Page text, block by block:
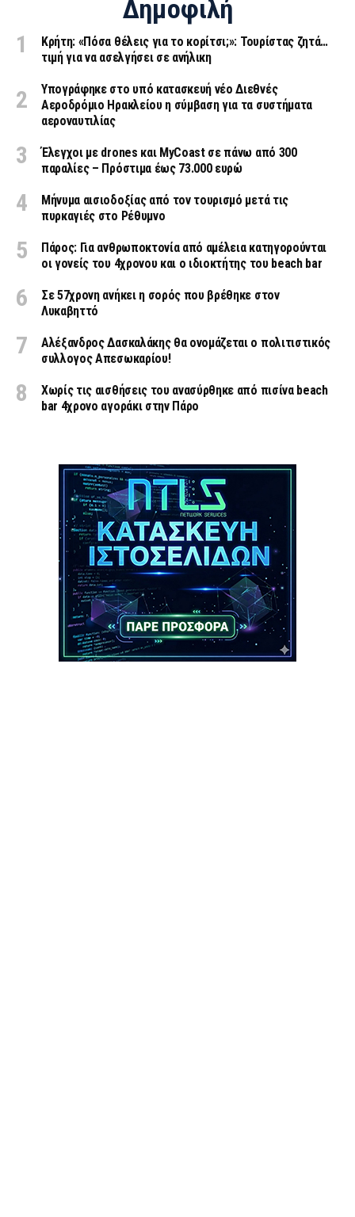
Δημοφιλή
Κρήτη: «Πόσα θέλεις για το κορίτσι;»: Τουρίστας ζητά…
τιμή για να ασελγήσει σε ανήλικη
Υπογράφηκε στο υπό κατασκευή νέο Διεθνές
Αεροδρόμιο Ηρακλείου η σύμβαση για τα συστήματα
αεροναυτιλίας
Έλεγχοι με drones και MyCoast σε πάνω από 300
παραλίες – Πρόστιμα έως 73.000 ευρώ
Μήνυμα αισιοδοξίας από τον τουρισμό μετά τις
πυρκαγιές στο Ρέθυμνο
Πάρος: Για ανθρωποκτονία από αμέλεια κατηγορούνται
οι γονείς του 4χρονου και ο ιδιοκτήτης του beach bar
Σε 57χρονη ανήκει η σορός που βρέθηκε στον
Λυκαβηττό
Αλέξανδρος Δασκαλάκης θα ονομάζεται ο πολιτιστικός
συλλογος Απεσωκαρίου!
Χωρίς τις αισθήσεις του ανασύρθηκε από πισίνα beach
bar 4χρονο αγοράκι στην Πάρο